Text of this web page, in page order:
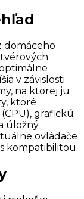
domáceho
v závislosti
na ktorej ju
ktoré
grafickú
úložný
ovládače
kompatibilitou.